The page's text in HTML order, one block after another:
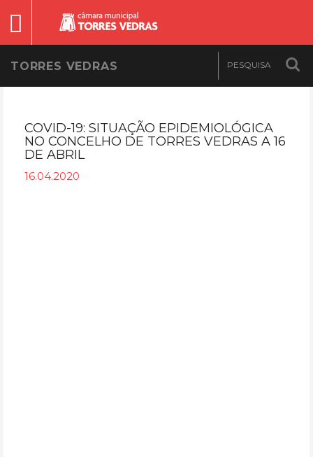
TORRES VEDRAS
COVID-19: SITUAÇÃO EPIDEMIOLÓGICA
NO CONCELHO DE TORRES VEDRAS A 16
DE ABRIL
16.04.2020